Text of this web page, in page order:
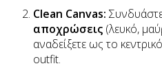
Clean Canvas:
αποχρώσεις (λευκό,
αναδείξετε ως το
outfit.